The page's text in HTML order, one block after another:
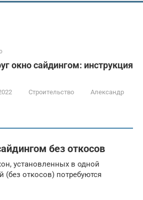
окно сайдингом: инструкция
Строительство
Александр
без откосов
установленных в одной
(без откосов) потребуются